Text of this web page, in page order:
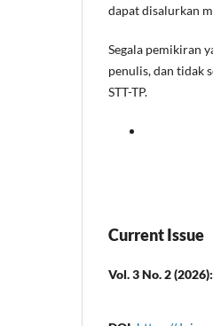
dapat disalurkan
Segala pemikiran
penulis, dan tidak
STT-TP.
Current Issue
Vol. 3 No. 2